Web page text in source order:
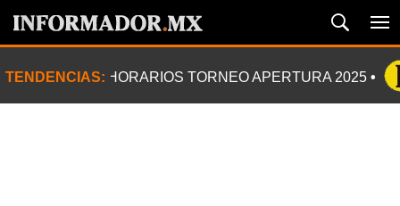
TENDENCIAS: HORARIOS TORNEO APERTURA 2025